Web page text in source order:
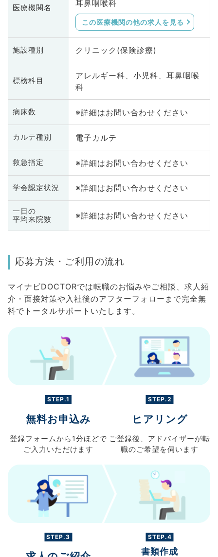
医療機関名 耳鼻咽喉科
この医療機関の他の求人を見る
施設種別 クリニック(保険診療)
標榜科目
アレルギー科、小児科、耳鼻咽喉
科
病床数 ※詳細はお問い合わせください
カルテ種別 電子カルテ
救急指定 ※詳細はお問い合わせください
学会認定状況 ※詳細はお問い合わせください
一日の
平均来院数
※詳細はお問い合わせください
応募方法・ご利用の流れ
マイナビDOCTORでは転職のお悩みやご相談、求人紹
介・面接対策や入社後のアフターフォローまで完全無
料でトータルサポートいたします。
STEP.1
無料お申込み
登録フォームから 1分ほどで
ご入力 いただけます
STEP.2
ヒアリング
ご登録後、 アドバイザーが転
職のご希望を伺います
STEP.3 STEP.4
書類作成